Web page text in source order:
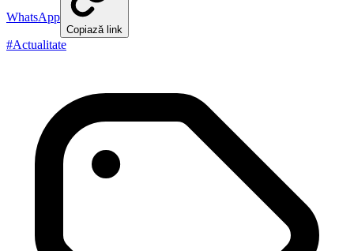
WhatsApp
Copiază link
#Actualitate